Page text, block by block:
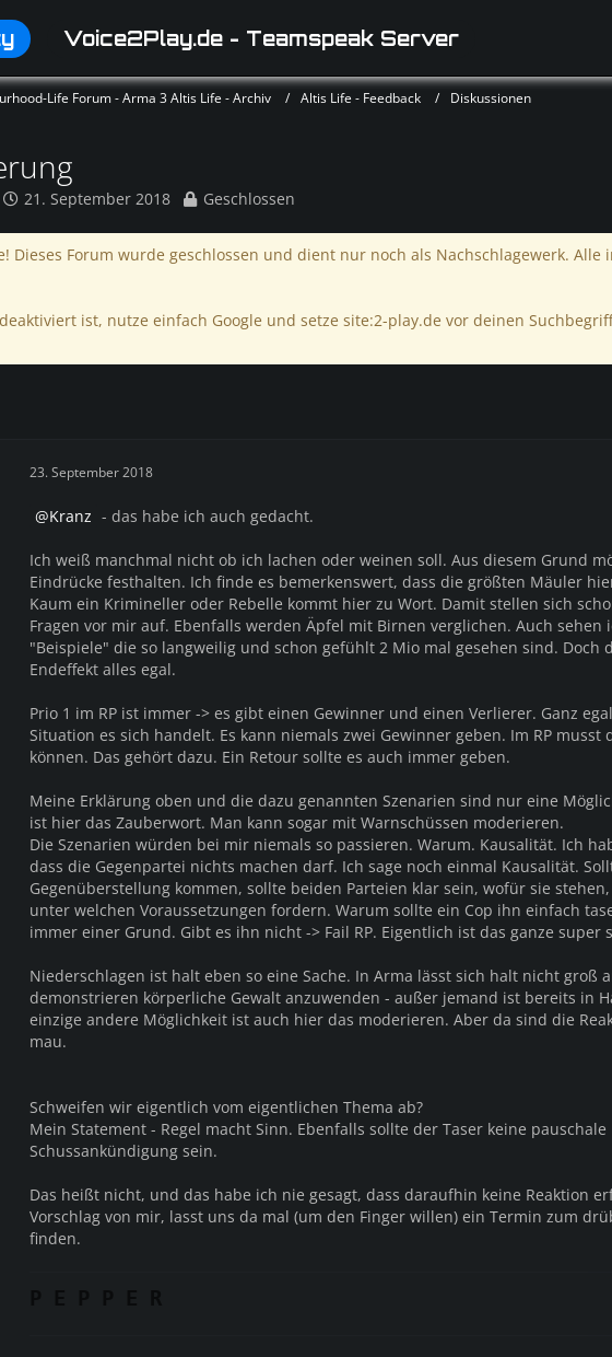
Voice2Play.de - Teamspeak Server
Life Forum - Arma 3 Altis Life - Archiv Altis Life - Feedback Diskussionen
21. September 2018 Geschlossen
Dieses Forum wurde geschlossen und dient nur noch als Nachschlagewerk. Alle
ist, nutze einfach Google und setze site:2-play.de vor deinen
23. September 2018
Kranz - das habe ich auch gedacht.
Ich weiß manchmal nicht ob ich lachen oder weinen soll. Aus diesem Grund
Eindrücke festhalten. Ich finde es bemerkenswert, dass die größten Mäuler
Kaum ein Krimineller oder Rebelle kommt hier zu Wort. Damit stellen sich
Fragen vor mir auf. Ebenfalls werden Äpfel mit Birnen verglichen. Auch sehen
"Beispiele" die so langweilig und schon gefühlt 2 Mio mal gesehen sind. Doch
Endeffekt alles egal.
Prio 1 im RP ist immer -> es gibt einen Gewinner und einen Verlierer. Ganz
Situation es sich handelt. Es kann niemals zwei Gewinner geben. Im RP musst
können. Das gehört dazu. Ein Retour sollte es auch immer geben.
Meine Erklärung oben und die dazu genannten Szenarien sind nur eine
ist hier das Zauberwort. Man kann sogar mit Warnschüssen moderieren.
Die Szenarien würden bei mir niemals so passieren. Warum. Kausalität. Ich
dass die Gegenpartei nichts machen darf. Ich sage noch einmal Kausalität.
Gegenüberstellung kommen, sollte beiden Parteien klar sein, wofür sie
unter welchen Voraussetzungen fordern. Warum sollte ein Cop ihn einfach
immer einer Grund. Gibt es ihn nicht -> Fail RP. Eigentlich ist das ganze super
Niederschlagen ist halt eben so eine Sache. In Arma lässt sich halt nicht groß
demonstrieren körperliche Gewalt anzuwenden - außer jemand ist bereits in
einzige andere Möglichkeit ist auch hier das moderieren. Aber da sind die
mau.
Schweifen wir eigentlich vom eigentlichen Thema ab?
Mein Statement - Regel macht Sinn. Ebenfalls sollte der Taser keine pauschale
Schussankündigung sein.
Das heißt nicht, und das habe ich nie gesagt, dass daraufhin keine Reaktion
Vorschlag von mir, lasst uns da mal (um den Finger willen) ein Termin zum
finden.